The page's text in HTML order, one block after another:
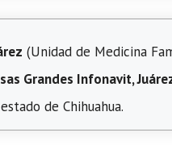
(Unidad de Medicina
Grandes Infonavit,
de Chihuahua.